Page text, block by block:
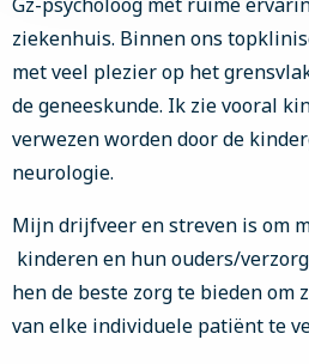
ziekenhuis. Binnen ons
met veel plezier op het
de geneeskunde. Ik zie vooral
verwezen worden door de
neurologie.
Mijn drijfveer en streven is om
kinderen en hun ouders/
hen de beste zorg te bieden om
van elke individuele patiënt te